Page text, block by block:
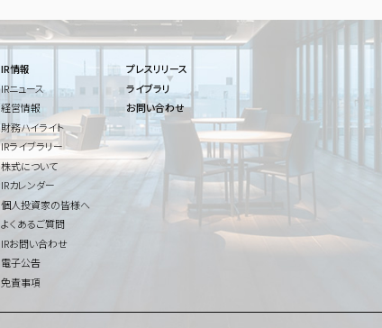
IR情報
IRニュース
経営情報
財務ハイライト
IRライブラリー
株式について
IRカレンダー
個人投資家の皆様へ
よくあるご質問
IRお問い合わせ
電子公告
免責事項
プレスリリース
ライブラリ
お問い合わせ